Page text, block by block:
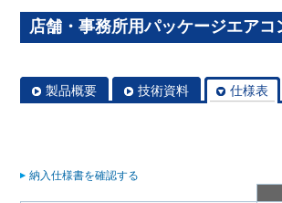
店舗・事務所用パッケージエア
製品概要 技術資料 仕様表
納入仕様書を確認する